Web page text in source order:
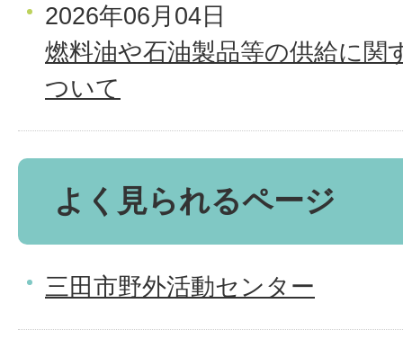
2026年06月04日
燃料油や石油製品等の供給に関
ついて
よく見られるページ
三田市野外活動センター